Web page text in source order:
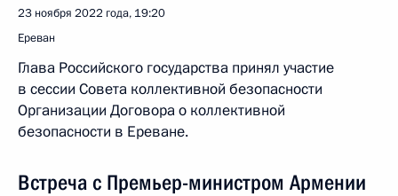
23 ноября 2022 года, 19:20
Ереван
Глава Российского государства принял участие
в сессии Совета коллективной безопасности
Организации Договора о коллективной
безопасности в Ереване.
Встреча с Премьер-министром Армении